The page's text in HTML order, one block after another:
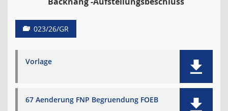
023/26/GR
Vorlage
67 Aenderung FNP Begruendung FOEB